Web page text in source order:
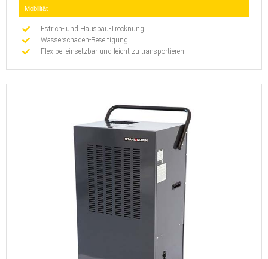
Mobilität
Estrich- und Hausbau-Trocknung
Wasserschaden-Beseitigung
Flexibel einsetzbar und leicht zu transportieren